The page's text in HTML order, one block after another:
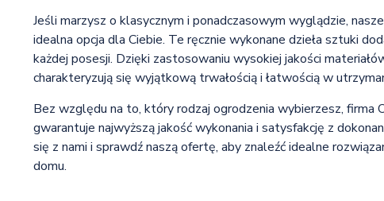
Jeśli marzysz o klasycznym i ponadczasowym wyglądzie, nasze
idealna opcja dla Ciebie. Te ręcznie wykonane dzieła sztuki
każdej posesji. Dzięki zastosowaniu wysokiej jakości
charakteryzują się wyjątkową trwałością i łatwością w
Bez względu na to, który rodzaj ogrodzenia wybierzesz, firma
gwarantuje najwyższą jakość wykonania i satysfakcję z
się z nami i sprawdź naszą ofertę, aby znaleźć idealne
domu.